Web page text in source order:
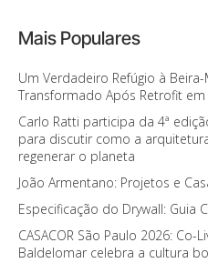
Mais Populares
Um Verdadeiro Refúgio à
Transformado Após Retrofit em
Carlo Ratti participa da 4ª
para discutir como a
regenerar o planeta
João Armentano: Projetos e
Especificação do Drywall: Guia
CASACOR São Paulo 2026:
Baldelomar celebra a cultura